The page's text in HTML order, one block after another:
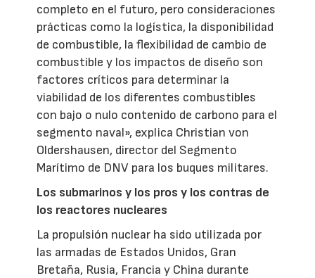
completo en el futuro, pero consideraciones
prácticas como la logística, la disponibilidad
de combustible, la flexibilidad de cambio de
combustible y los impactos de diseño son
factores críticos para determinar la
viabilidad de los diferentes combustibles
con bajo o nulo contenido de carbono para el
segmento naval», explica Christian von
Oldershausen, director del Segmento
Marítimo de DNV para los buques militares.
Los submarinos y los pros y los contras de
los reactores nucleares
La propulsión nuclear ha sido utilizada por
las armadas de Estados Unidos, Gran
Bretaña, Rusia, Francia y China durante